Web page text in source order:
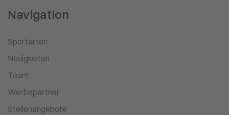
Navigation
Sportarten
Neuigkeiten
Team
Werbepartner
Stellenangebote